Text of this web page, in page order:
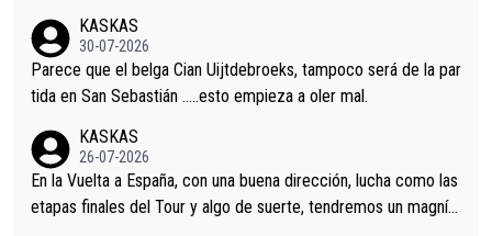
s.La única buena noticia es la mejoría de Enric Más en San Seb
astian.Si en la Vuelta a Burgos sigue la mejoría, podríamos ten
er alguna sorpresa en la Vuelta.Ojalá.
KASKAS
30-07-2026
Parece que el belga Cian Uijtdebroeks, tampoco será de la par
tida en San Sebastián …..esto empieza a oler mal.
KASKAS
26-07-2026
En la Vuelta a España, con una buena dirección, lucha como las
etapas finales del Tour y algo de suerte, tendremos un magnífi